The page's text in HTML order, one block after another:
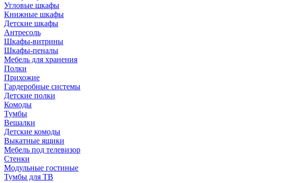
Угловые шкафы
Книжные шкафы
Детские шкафы
Антресоль
Шкафы-витрины
Шкафы-пеналы
Мебель для хранения
Полки
Прихожие
Гардеробные системы
Детские полки
Комоды
Тумбы
Вешалки
Детские комоды
Выкатные ящики
Мебель под телевизор
Стенки
Модульные гостиные
Тумбы для ТВ